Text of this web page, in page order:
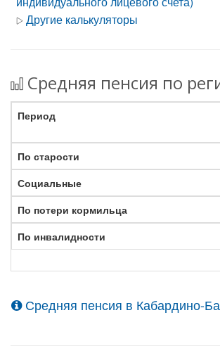
Другие калькуляторы
Средняя пенсия по
Средняя пенсия в Кабардино-